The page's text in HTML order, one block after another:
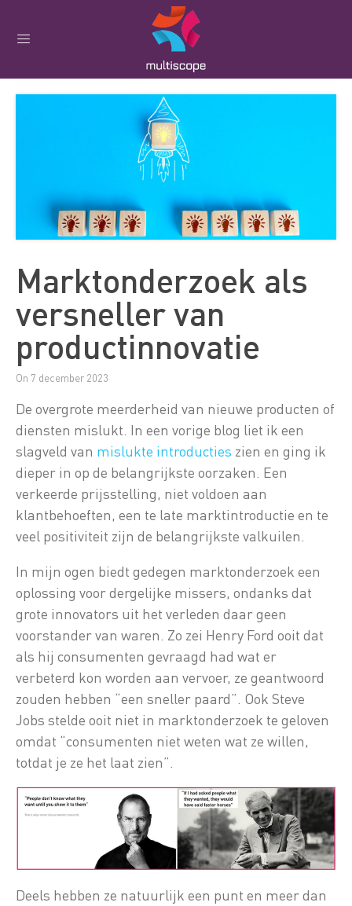
Marktonderzoek als
versneller van
productinnovatie
On 7 december 2023
De overgrote meerderheid van nieuwe producten of
diensten mislukt. In een vorige blog liet ik een
slagveld van mislukte introducties zien en ging ik
dieper in op de belangrijkste oorzaken. Een
verkeerde prijsstelling, niet voldoen aan
klantbehoeften, een te late marktintroductie en te
veel positiviteit zijn de belangrijkste valkuilen.
In mijn ogen biedt gedegen marktonderzoek een
oplossing voor dergelijke missers, ondanks dat
grote innovators uit het verleden daar geen
voorstander van waren. Zo zei Henry Ford ooit dat
als hij consumenten gevraagd had wat er
verbeterd kon worden aan vervoer, ze geantwoord
zouden hebben “een sneller paard”. Ook Steve
Jobs stelde ooit niet in marktonderzoek te geloven
omdat “consumenten niet weten wat ze willen,
totdat je ze het laat zien”.
Deels hebben ze natuurlijk een punt en meer dan